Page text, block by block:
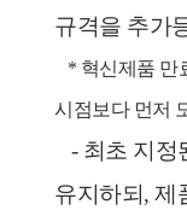
규격을 추가
시점보다 먼저
- 최초 지
유지하되, 제